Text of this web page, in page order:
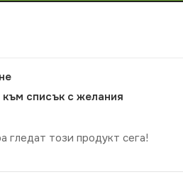
списък с желания
гледат този продукт сега!